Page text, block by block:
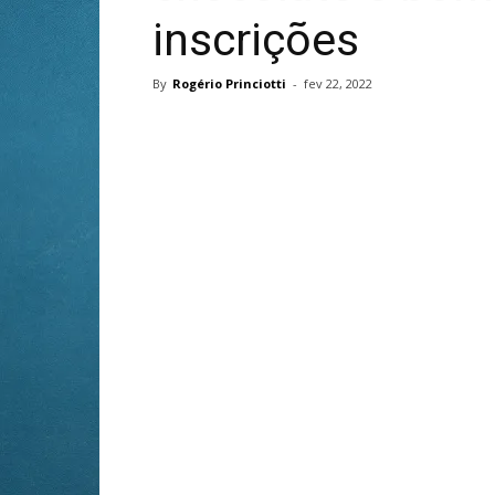
inscrições
By Rogério Princiotti - fev 22, 2022